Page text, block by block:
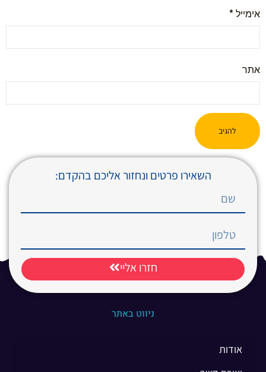
אימייל*
אתר
השאירו פרטים ונחזור אליכם בהקדם:
חזרו אליי
ניווט באתר
אודות